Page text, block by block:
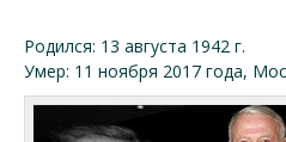
Родился: 13 августа 1942 г.
Умер: 11 ноября 2017 года,